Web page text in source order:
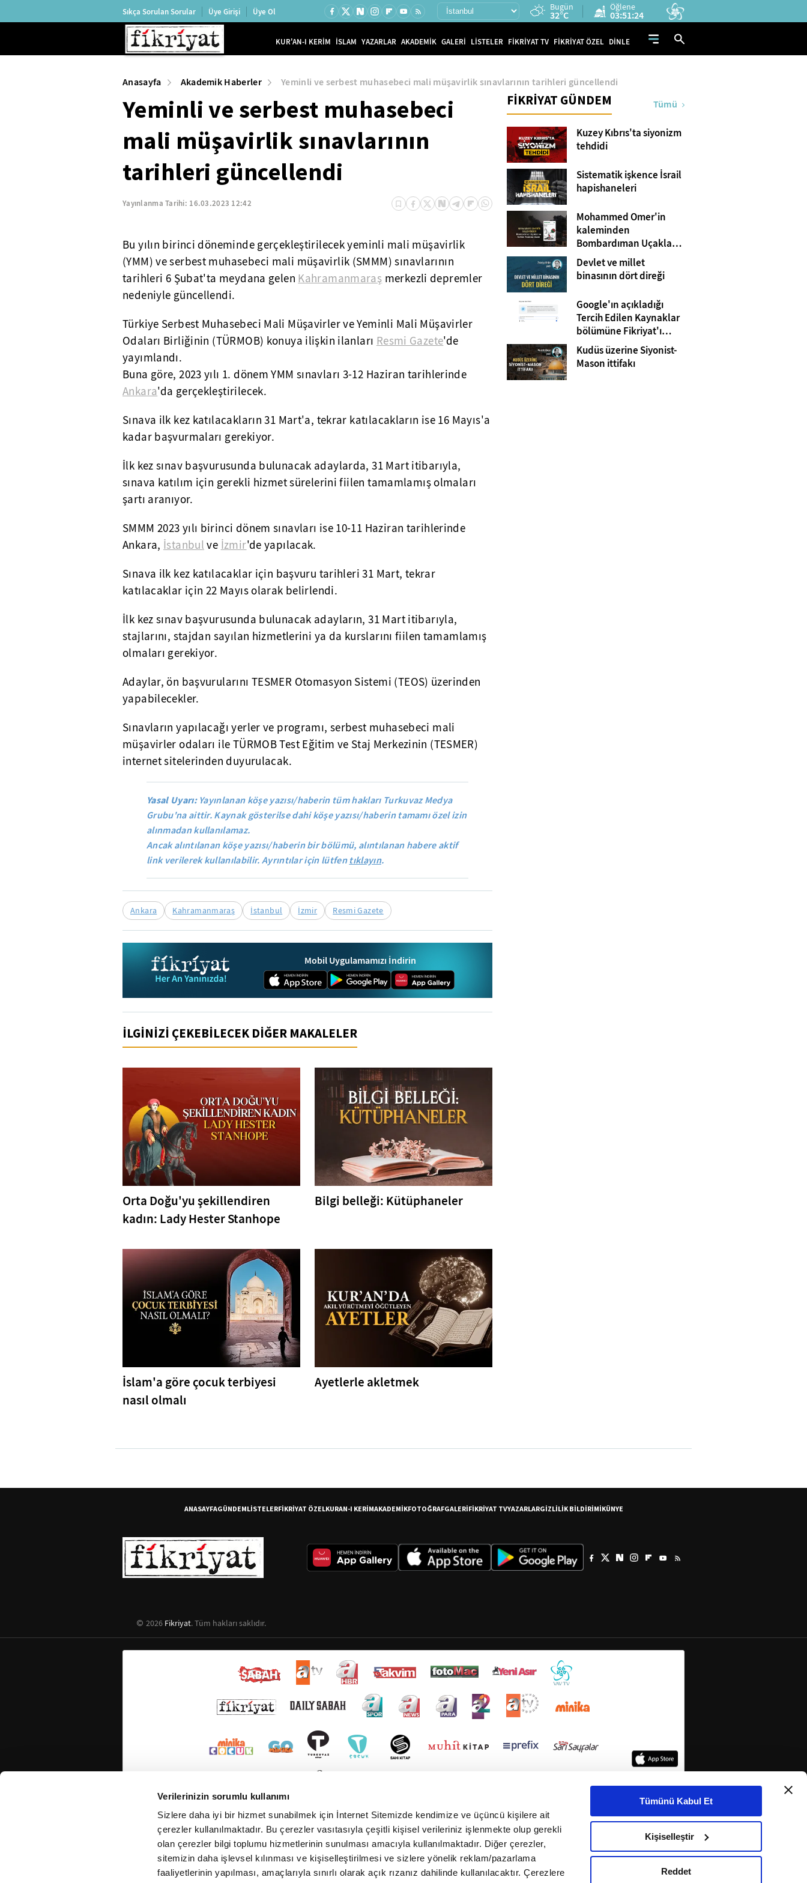
Verilerinizin sorumlu kullanımı
Sizlere daha iyi bir hizmet sunabilmek için İnternet Sitemizde kendimize ve üçüncü kişilere ait
çerezler kullanılmaktadır. Bu çerezler vasıtasıyla çeşitli kişisel verileriniz işlenmekte olup gerekli
olan çerezler bilgi toplumu hizmetlerinin sunulması amacıyla kullanılmaktadır. Diğer çerezler,
sitemizin daha işlevsel kılınması ve kişiselleştirilmesi ve sizlere yönelik reklam/pazarlama
faaliyetlerinin yapılması, amaçlarıyla sınırlı olarak açık rızanız dahilinde kullanılacaktır. Çerezlere
Tümünü Kabul Et
Kişiselleştir
Reddet
Sıkça Sorulan Sorular Üye Girişi Üye Ol Bugün
32°C
Öğlene
03:51:23
KUR'AN-I KERİM İSLAM YAZARLAR AKADEMİK GALERİ LİSTELER FİKRİYAT TV FİKRİYAT ÖZEL DİNLE
Anasayfa Akademik Haberler Yeminli ve serbest muhasebeci mali müşavirlik sınavlarının tarihleri güncellendi
Yeminli ve serbest muhasebeci
mali müşavirlik sınavlarının
tarihleri güncellendi
Yayınlanma Tarihi: 16.03.2023 12:42
Bu yılın birinci döneminde gerçekleştirilecek yeminli mali müşavirlik
(YMM) ve serbest muhasebeci mali müşavirlik (SMMM) sınavlarının
tarihleri 6 Şubat'ta meydana gelen Kahramanmaraş merkezli depremler
nedeniyle güncellendi.
Türkiye Serbest Muhasebeci Mali Müşavirler ve Yeminli Mali Müşavirler
Odaları Birliğinin (TÜRMOB) konuya ilişkin ilanları Resmi Gazete'de
yayımlandı.
Buna göre, 2023 yılı 1. dönem YMM sınavları 3-12 Haziran tarihlerinde
Ankara'da gerçekleştirilecek.
Sınava ilk kez katılacakların 31 Mart'a, tekrar katılacakların ise 16 Mayıs'a
kadar başvurmaları gerekiyor.
İlk kez sınav başvurusunda bulunacak adaylarda, 31 Mart itibarıyla,
sınava katılım için gerekli hizmet sürelerini fiilen tamamlamış olmaları
şartı aranıyor.
SMMM 2023 yılı birinci dönem sınavları ise 10-11 Haziran tarihlerinde
Ankara, İstanbul ve İzmir'de yapılacak.
Sınava ilk kez katılacaklar için başvuru tarihleri 31 Mart, tekrar
katılacaklar için 22 Mayıs olarak belirlendi.
İlk kez sınav başvurusunda bulunacak adayların, 31 Mart itibarıyla,
stajlarını, stajdan sayılan hizmetlerini ya da kurslarını fiilen tamamlamış
olmaları gerekiyor.
Adaylar, ön başvurularını TESMER Otomasyon Sistemi (TEOS) üzerinden
yapabilecekler.
Sınavların yapılacağı yerler ve programı, serbest muhasebeci mali
müşavirler odaları ile TÜRMOB Test Eğitim ve Staj Merkezinin (TESMER)
internet sitelerinden duyurulacak.
Yasal Uyarı:Yayınlanan köşe yazısı/haberin tüm hakları Turkuvaz Medya
Grubu'na aittir. Kaynak gösterilse dahi köşe yazısı/haberin tamamı özel izin
alınmadan kullanılamaz.
Ancak alıntılanan köşe yazısı/haberin bir bölümü, alıntılanan habere aktif
link verilerek kullanılabilir. Ayrıntılar için lütfentıklayın.
Ankara Kahramanmaraş İstanbul İzmir Resmi Gazete
Mobil Uygulamamızı İndirin
İLGİNİZİ ÇEKEBİLECEK DİĞER MAKALELER
Orta Doğu'yu şekillendiren
kadın: Lady Hester Stanhope
Bilgi belleği: Kütüphaneler
İslam'a göre çocuk terbiyesi
nasıl olmalı
Ayetlerle akletmek
FİKRİYAT GÜNDEM Tümü
Kuzey Kıbrıs'ta siyonizm
tehdidi
Sistematik işkence İsrail
hapishaneleri
Mohammed Omer'in
kaleminden
Bombardıman Uçakları
ve Tanklar Arasında
Gazze
Devlet ve millet
binasının dört direği
Google'ın açıkladığı
Tercih Edilen Kaynaklar
bölümüne Fikriyat'ı
eklemeyi unutmayın!
Kudüs üzerine Siyonist-
Mason ittifakı
ANASAYFAGÜNDEMLİSTELERFİKRİYAT ÖZELKURAN-I KERİMAKADEMİKFOTOĞRAFGALERİFİKRİYAT TVYAZARLARGİZLİLİK BİLDİRİMİKÜNYE
2026 Fikriyat. Tüm hakları saklıdır.